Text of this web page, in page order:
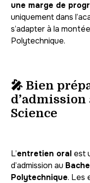
une marge de
uniquement dans
s’adapter à la
Polytechnique.
🎤 Bien
Science
L’entretien oral est
d’admission au
Polytechnique. Les